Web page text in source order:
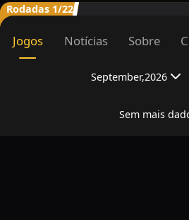
Rodadas 1/22
Jogos Notícias Sobre
September,2026
Sem mais